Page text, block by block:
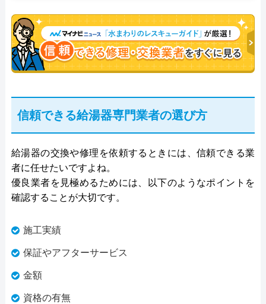
信頼できる給湯器専門業者の選び方
給湯器の交換や修理を依頼するときには、信頼できる業
者に任せたいですよね。
優良業者を見極めるためには、以下のようなポイントを
確認することが大切です。
施工実績
保証やアフターサービス
金額
資格の有無